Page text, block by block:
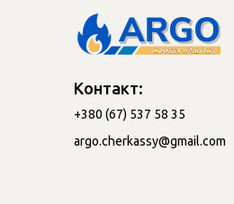
Контакт:
+380 (67) 537 58 35
argo.cherkassy@gmail.com